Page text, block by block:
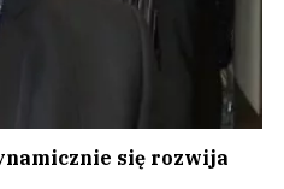
się rozwija